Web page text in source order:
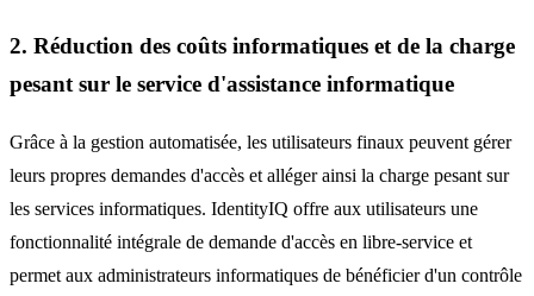
2. Réduction des coûts informatiques et de la charge
pesant sur le service d'assistance informatique
Grâce à la gestion automatisée, les utilisateurs finaux peuvent gérer
leurs propres demandes d'accès et alléger ainsi la charge pesant sur
les services informatiques. IdentityIQ offre aux utilisateurs une
fonctionnalité intégrale de demande d'accès en libre-service et
permet aux administrateurs informatiques de bénéficier d'un contrôle